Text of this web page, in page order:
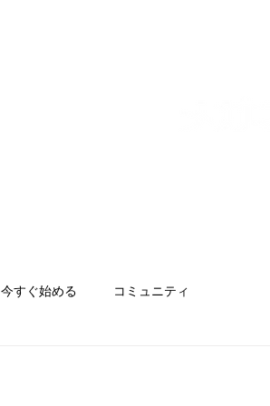
今すぐ始める コミュニティ